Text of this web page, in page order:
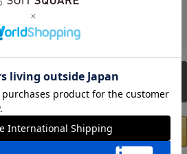
なキャンペーンを予定しています。
規会員登録